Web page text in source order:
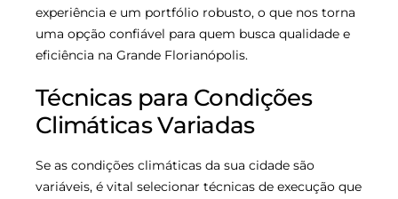
experiência e um portfólio robusto, o que nos torna
uma opção confiável para quem busca qualidade e
eficiência na Grande Florianópolis.
Técnicas para Condições
Climáticas Variadas
Se as condições climáticas da sua cidade são
variáveis, é vital selecionar técnicas de execução que